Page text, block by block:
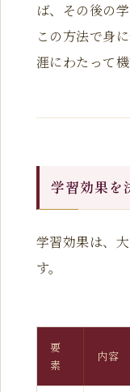
ば、その後の
この方法で身
涯にわたって機
学習効果を
学習効果は、
す。
要
素
内容